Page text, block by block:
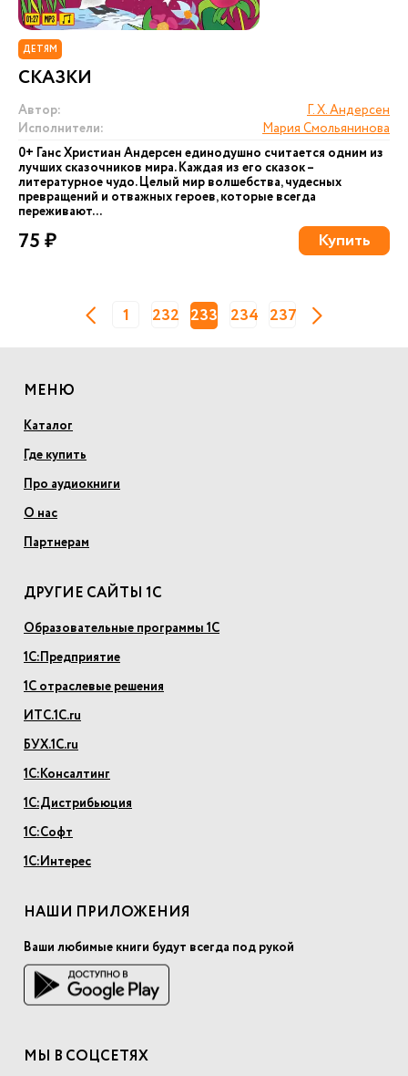
ДЕТЯМ
СКАЗКИ
Автор:
Г. Х. Андерсен
Исполнители:
Мария Смольянинова
0+ Ганс Христиан Андерсен единодушно считается одним из
лучших сказочников мира. Каждая из его сказок –
литературное чудо. Целый мир волшебства, чудесных
превращений и отважных героев, которые всегда
переживают...
75 ₽ Купить
1 232 233 234 237
МЕНЮ
Каталог
Где купить
Про аудиокниги
О нас
Партнерам
ДРУГИЕ САЙТЫ 1С
Образовательные программы 1С
1С:Предприятие
1С отраслевые решения
ИТС.1С.ru
БУХ.1С.ru
1С:Консалтинг
1С:Дистрибьюция
1С:Софт
1С:Интерес
НАШИ ПРИЛОЖЕНИЯ
Ваши любимые книги будут всегда под рукой
МЫ В СОЦСЕТЯХ